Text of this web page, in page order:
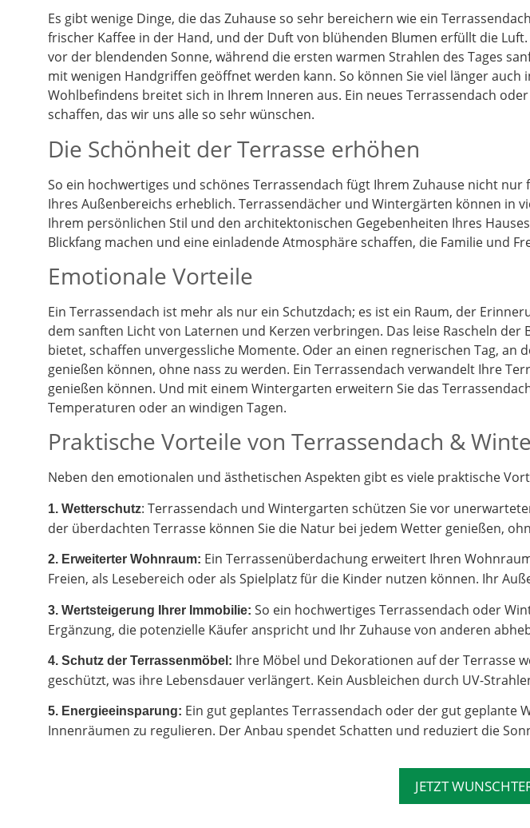
Es gibt wenige Dinge, die das Zuhause so sehr bereichern wie ein
frischer Kaffee in der Hand, und der Duft von blühenden Blumen erfüllt die
vor der blendenden Sonne, während die ersten warmen Strahlen des Tages
mit wenigen Handgriffen geöffnet werden kann. So können Sie viel länger
Wohlbefindens breitet sich in Ihrem Inneren aus. Ein neues Terrassendach
schaffen, das wir uns alle so sehr wünschen.
Die Schönheit der Terrasse erhöhen
So ein hochwertiges und schönes Terrassendach fügt Ihrem Zuhause nicht
Ihres Außenbereichs erheblich. Terrassendächer und Wintergärten können in
Ihrem persönlichen Stil und den architektonischen Gegebenheiten Ihres
Blickfang machen und eine einladende Atmosphäre schaffen, die Familie und
Emotionale Vorteile
Ein Terrassendach ist mehr als nur ein Schutzdach; es ist ein Raum, der
dem sanften Licht von Laternen und Kerzen verbringen. Das leise Rascheln
bietet, schaffen unvergessliche Momente. Oder an einen regnerischen Tag,
genießen können, ohne nass zu werden. Ein Terrassendach verwandelt Ihre
genießen können. Und mit einem Wintergarten erweitern Sie das
Temperaturen oder an windigen Tagen.
Praktische Vorteile von Terrassendach &
Neben den emotionalen und ästhetischen Aspekten gibt es viele praktische
1. Wetterschutz: Terrassendach und Wintergarten schützen Sie vor
der überdachten Terrasse können Sie die Natur bei jedem Wetter genießen,
2. Erweiterter Wohnraum: Ein Terrassenüberdachung erweitert Ihren
Freien, als Lesebereich oder als Spielplatz für die Kinder nutzen können. Ihr
3. Wertsteigerung Ihrer Immobilie: So ein hochwertiges Terrassendach oder
Ergänzung, die potenzielle Käufer anspricht und Ihr Zuhause von anderen
4. Schutz der Terrassenmöbel: Ihre Möbel und Dekorationen auf der Terrasse
geschützt, was ihre Lebensdauer verlängert. Kein Ausbleichen durch UV-
5. Energieeinsparung: Ein gut geplantes Terrassendach oder der gut geplante
Innenräumen zu regulieren. Der Anbau spendet Schatten und reduziert die
JETZT